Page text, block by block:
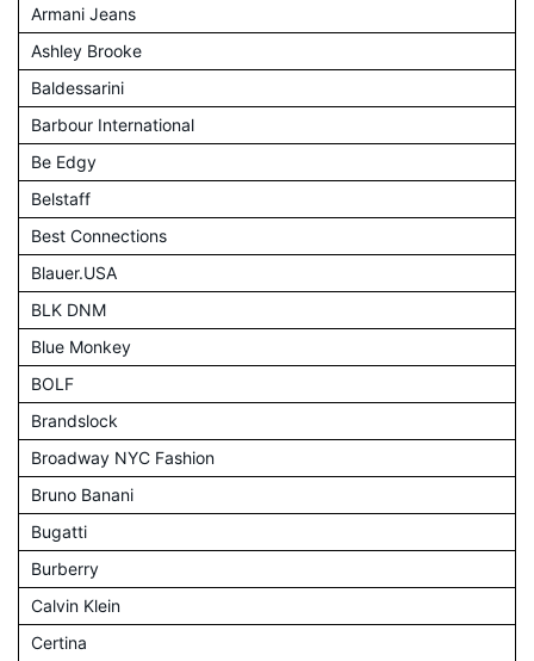
Armani Jeans
Ashley Brooke
Baldessarini
Barbour International
Be Edgy
Belstaff
Best Connections
Blauer.USA
BLK DNM
Blue Monkey
BOLF
Brandslock
Broadway NYC Fashion
Bruno Banani
Bugatti
Burberry
Calvin Klein
Certina